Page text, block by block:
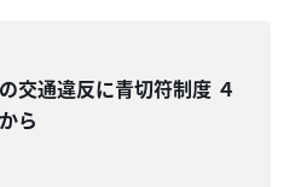
交通違反に青切符制度 ４
ら